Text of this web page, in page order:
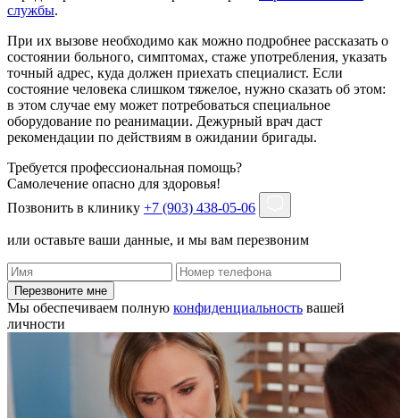
службы.
При их вызове необходимо как можно подробнее рассказать о
состоянии больного, симптомах, стаже употребления, указать
точный адрес, куда должен приехать специалист. Если
состояние человека слишком тяжелое, нужно сказать об этом:
в этом случае ему может потребоваться специальное
оборудование по реанимации. Дежурный врач даст
рекомендации по действиям в ожидании бригады.
Требуется профессиональная помощь?
Самолечение опасно для здоровья!
Позвонить в клинику +7 (903) 438-05-06
или оставьте ваши данные, и мы вам перезвоним
Перезвоните мне
Мы обеспечиваем полную конфиденциальность вашей
личности